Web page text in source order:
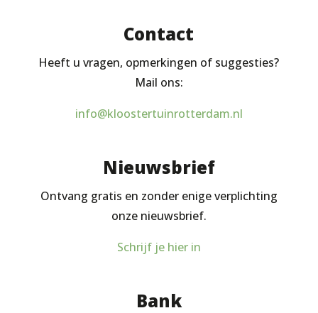
Contact
Heeft u vragen, opmerkingen of suggesties?
Mail ons:
info@kloostertuinrotterdam.nl
Nieuwsbrief
Ontvang gratis en zonder enige verplichting
onze nieuwsbrief.
Schrijf je hier in
Bank